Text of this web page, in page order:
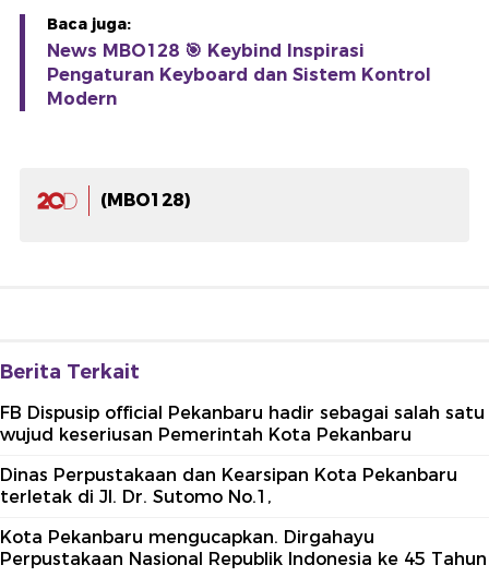
Baca juga:
News MBO128 🎯 Keybind Inspirasi
Pengaturan Keyboard dan Sistem Kontrol
Modern
(MBO128)
Berita Terkait
FB Dispusip official Pekanbaru hadir sebagai salah satu
wujud keseriusan Pemerintah Kota Pekanbaru
Dinas Perpustakaan dan Kearsipan Kota Pekanbaru
terletak di Jl. Dr. Sutomo No.1,
Kota Pekanbaru mengucapkan. Dirgahayu
Perpustakaan Nasional Republik Indonesia ke 45 Tahun